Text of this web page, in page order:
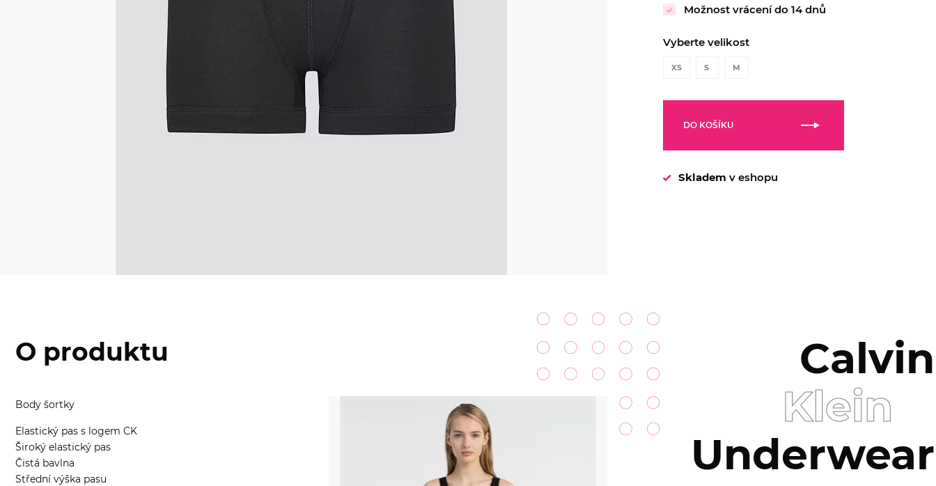
Možnost vrácení do 14 dnů
Vyberte velikost
XS S M
DO KOŠÍKU
Skladem v eshopu
O produktu
Body šortky
Elastický pas s logem CK
Široký elastický pas
Čistá bavlna
Střední výška pasu
Calvin
Klein
Underwear